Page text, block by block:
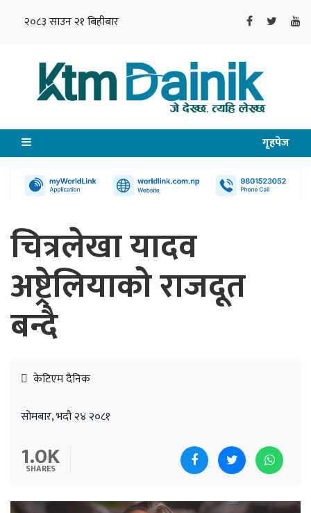
२०८३ साउन २१ बिहीबार
गृहपेज
चित्रलेखा यादव
अष्ट्रेलियाको राजदूत
बन्दै
केटिएम दैनिक
सोमबार, भदौ २४ २०८१
1.0K
SHARES